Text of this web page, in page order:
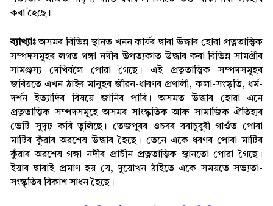
কৰা হৈছে।
ব্যাখ্যাঃঅসমৰ বিভিন্ন স্থানত খনন কাৰ্যৰ দ্বাৰা উদ্ধাৰ হোৱা প্ৰত্নতাত্ত্বিক
সম্পদসমূহৰ লগত গঙ্গা নদীৰ উপত্যকাত উদ্ধাৰ কৰা বিভিন্ন সামগ্ৰীৰ
সামঞ্জস্য দেখিবলৈ পোৱা গৈছে। এই প্ৰত্নতাত্ত্বিক সম্পদসমূহৰ
জৰিয়তে এখন ঠাইৰ মানুহৰ জীৱন-ধাৰণৰ প্ৰণালী, কলা-সংস্কৃতি, ধৰ্ম-
দৰ্শন ইত্যাদিৰ বিষয়ে জানিব পাৰি। অসমত উদ্ধাৰ হোৱা এনে
প্ৰত্নতাত্ত্বিক সম্পদসমূহে অসমৰ সাংস্কৃতিক আৰু সামাজিক ঐতিহ্যৰ
ভেটি সুদৃঢ় কৰি তুলিছে। তেজপুৰৰ ওচৰৰ বৰাচুবুৰী গাওঁত পোৰা
মাটিৰ কুঁৱাৰ অৱশেষ উদ্ধাৰ হৈছে। তেনে একে ধৰণৰ পোৰা মাটিৰ
কুঁৱাৰ অৱশেষ গঙ্গা নদীৰ প্ৰাচীন প্ৰত্নতাত্ত্বিক স্থানতো পোৱা গৈছে।
ইয়াৰ দ্বাৰাই প্ৰমাণ হয় যে, দুয়োখন ঠাইতে একে সময়তে সভ্যতা-
সংস্কৃতিৰ বিকাশ সাধন হৈছে।